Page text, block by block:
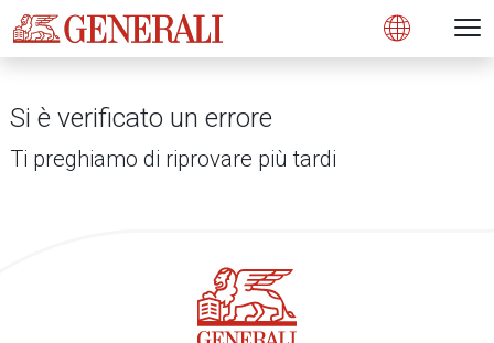
Open
Si è verificato un errore
Ti preghiamo di riprovare più tardi